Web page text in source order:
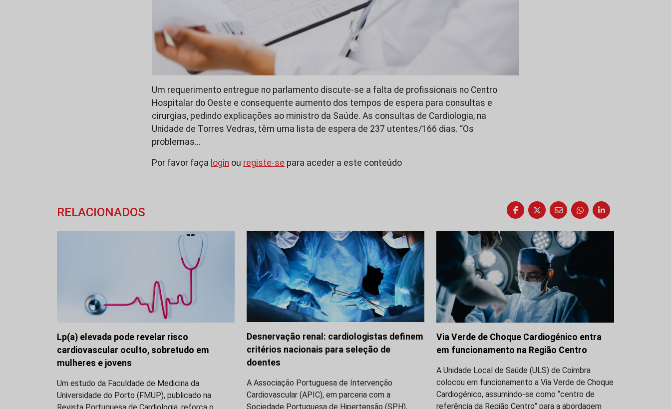
Um requerimento entregue no parlamento discute-se a falta de profissionais no Centro
Hospitalar do Oeste e consequente aumento dos tempos de espera para consultas e
cirurgias, pedindo explicações ao ministro da Saúde. As consultas de Cardiologia, na
Unidade de Torres Vedras, têm uma lista de espera de 237 utentes/166 dias. “Os
problemas…
Por favor faça login ou registe-se para aceder a este conteúdo
RELACIONADOS
Lp(a) elevada pode revelar risco
cardiovascular oculto, sobretudo em
mulheres e jovens
Um estudo da Faculdade de Medicina da
Universidade do Porto (FMUP), publicado na
Desnervação renal: cardiologistas definem
critérios nacionais para seleção de
doentes
A Associação Portuguesa de Intervenção
Cardiovascular (APIC), em parceria com a
Sociedade Portuguesa de Hipertensão (SPH),
Via Verde de Choque Cardiogénico entra
em funcionamento na Região Centro
A Unidade Local de Saúde (ULS) de Coimbra
colocou em funcionamento a Via Verde de Choque
Cardiogénico, assumindo-se como “centro de
referência da Região Centro” para a abordagem